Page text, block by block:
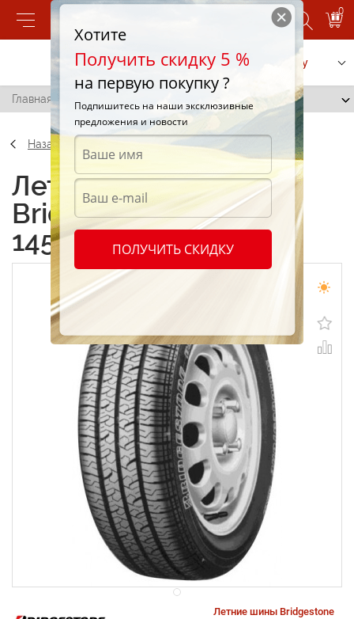
0
Позвонить Заказать услугу
Главная / Bridgestone B381 145/80 R14 80S
Назад
Летние шины
Bridgestone B381
145/80 R14 80S
Летние шины Bridgestone
Хотите
Получить скидку 5 %
на первую покупку ?
Подпишитесь на наши эксклюзивные
предложения и новости
ПОЛУЧИТЬ СКИДКУ